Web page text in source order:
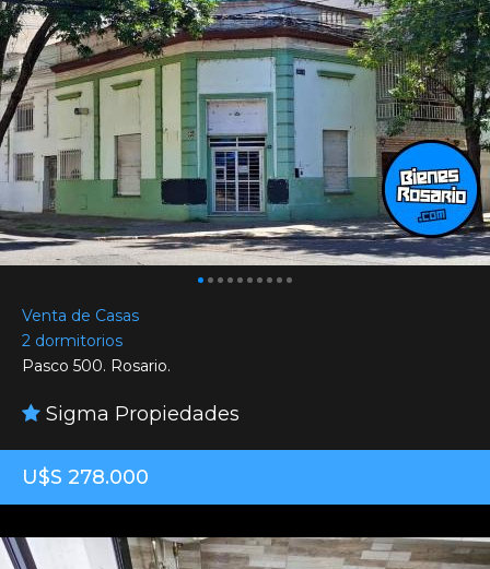
Venta de Casas
2 dormitorios
Pasco 500. Rosario.
Sigma Propiedades
U$S 278.000